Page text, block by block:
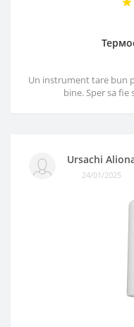
Un instrument tare bun
bine. Sper sa fie
Ursachi
24/01/2025